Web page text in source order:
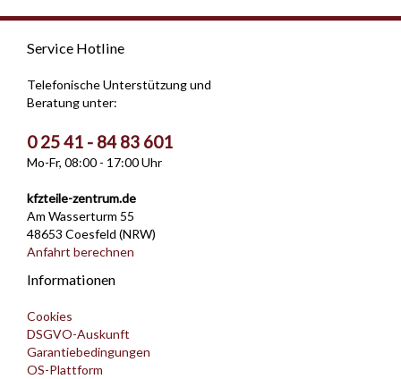
Service Hotline
Telefonische Unterstützung und
Beratung unter:
0 25 41 - 84 83 601
Mo-Fr, 08:00 - 17:00 Uhr
kfzteile-zentrum.de
Am Wasserturm 55
48653 Coesfeld (NRW)
Anfahrt berechnen
Informationen
Cookies
DSGVO-Auskunft
Garantiebedingungen
OS-Plattform